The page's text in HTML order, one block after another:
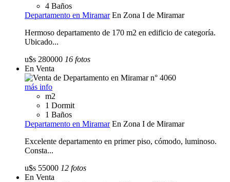
4 Baños
Departamento en Miramar En Zona I de Miramar
Hermoso departamento de 170 m2 en edificio de categoría.
Ubicado...
u$s 280000 16 fotos
En Venta
más info
m2
1 Dormit
1 Baños
Departamento en Miramar En Zona I de Miramar
Excelente departamento en primer piso, cómodo, luminoso.
Consta...
u$s 55000 12 fotos
En Venta